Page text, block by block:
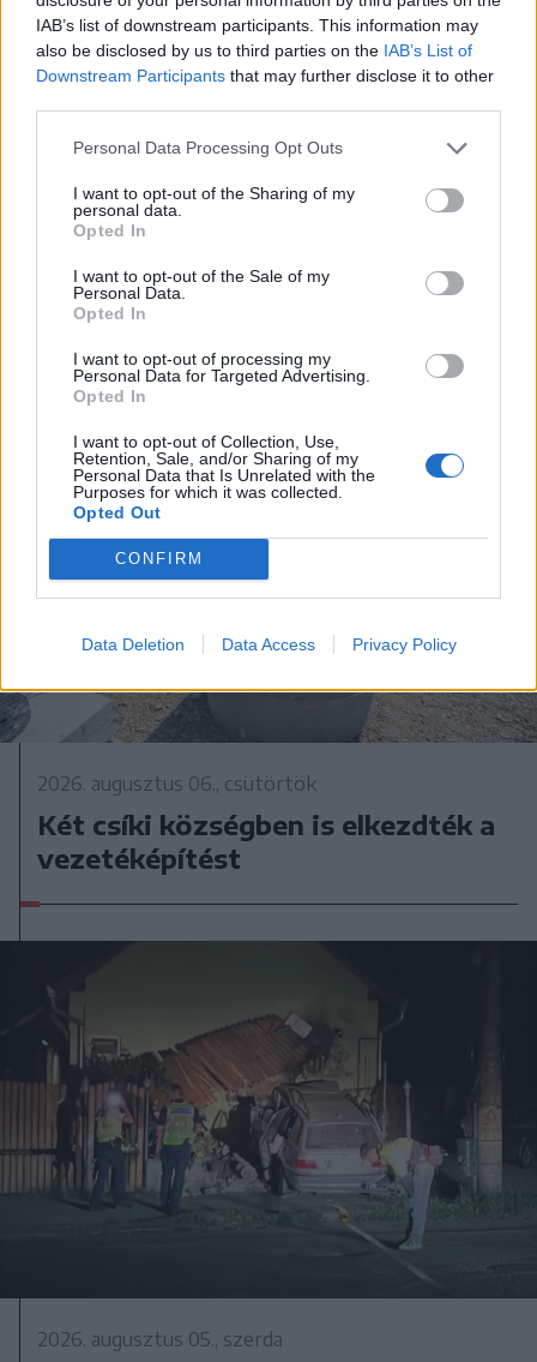
IAB’s list of downstream participants. This information may
also be disclosed by us to third parties on the IAB’s List of
Downstream Participants that may further disclose it to other
Personal Data Processing Opt Outs
I want to opt-out of the Sharing of my
personal data.
Opted In
I want to opt-out of the Sale of my
Personal Data.
Opted In
I want to opt-out of processing my
Personal Data for Targeted Advertising.
Opted In
I want to opt-out of Collection, Use,
Retention, Sale, and/or Sharing of my
Personal Data that Is Unrelated with the
Purposes for which it was collected.
Opted Out
CONFIRM
Data Deletion Data Access Privacy Policy
2026. augusztus 07., péntek
Újabb víz- és szennyvízhálózatok
épülnek és bővülnek Csíkszéken
2026. augusztus 06., csütörtök
Két csíki községben is elkezdték a
vezetéképítést
2026. augusztus 05., szerda